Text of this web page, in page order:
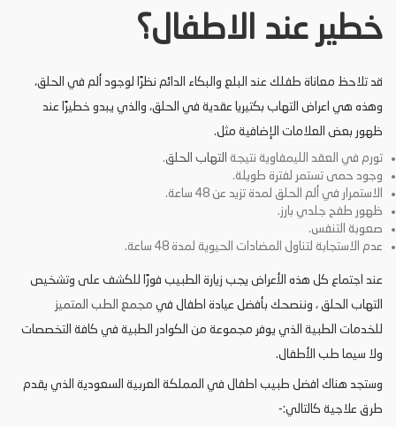
خطير عند الاطفال؟
قد تلاحظ معاناة طفلك عند البلع والبكاء الدائم نظرًا لوجود ألم في الحلق،
وهذه هي اعراض التهاب بكتيريا عقدية في الحلق، والذي يبدو خطيرًا عند
ظهور بعض العلامات الإضافية مثل.
تورم في العقد الليمفاوية نتيجة التهاب الحلق.
وجود حمى تستمر لفترة طويلة.
الاستمرار في ألم الحلق لمدة تزيد عن 48 ساعة.
ظهور طفح جلدي بارز.
صعوبة التنفس.
عدم الاستجابة لتناول المضادات الحيوية لمدة 48 ساعة.
عند اجتماع كل هذه الأعراض يجب زيارة الطبيب فورًا للكشف على وتشخيص
التهاب الحلق ، وننصحك بأفضل عيادة اطفال في مجمع الطب المتميز
للخدمات الطبية الذي يوفر مجموعة من الكوادر الطبية في كافة التخصصات
ولا سيما طب الأطفال.
وستجد هناك افضل طبيب اطفال في المملكة العربية السعودية الذي يقدم
طرق علاجية كالتالي:-